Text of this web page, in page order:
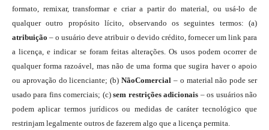
formato, remixar, transformar e criar a partir do material, ou usá-lo de
qualquer outro propósito lícito, observando os seguintes termos: (a)
atribuição – o usuário deve atribuir o devido crédito, fornecer um link para
a licença, e indicar se foram feitas alterações. Os usos podem ocorrer de
qualquer forma razoável, mas não de uma forma que sugira haver o apoio
ou aprovação do licenciante; (b)NãoComercial – o material não pode ser
usado para fins comerciais; (c)sem restrições adicionais – os usuários não
podem aplicar termos jurídicos ou medidas de caráter tecnológico que
restrinjam legalmente outros de fazerem algo que a licença permita.